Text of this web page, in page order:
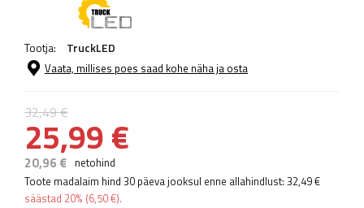
Tootja: TruckLED
Vaata, millises poes saad kohe näha ja osta
32,49 €
25,99 €
20,96 € netohind
Toote madalaim hind 30 päeva jooksul enne allahindlust: 32,49 €
säästad 20% (6,50 €).